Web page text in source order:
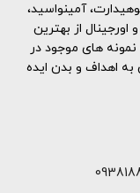
آمینواسید،
از بهترین
های موجود در
به اهداف و بدن ایده